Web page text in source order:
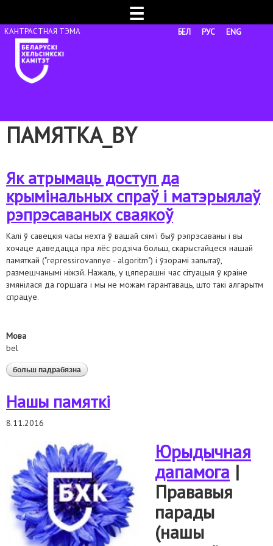
☰
БЕЛ РУС ENG
ПАМЯТКА_BY
Як атрымаць доступ да
крымінальных спраў і матэрыялаў
рэпрэсаваных сваякоў
Калі ў савецкія часы нехта ў вашай сям'і быў рэпрэсаваны і вы
хочаце даведацца пра лёс родзіча больш, скарыстайцеся нашай
памяткай ("repressirovannye - algoritm") і ўзорамі запытаў,
размешчанымі ніжэй. Нажаль, у цяперашні час сітуацыя ў краіне
змянілася да горшага і мы не можам гарантаваць, што такі алгарытм
спрацуе.
Мова
bel
больш падрабязна аб як атрымаць доступ да крымінальных спраў і
матэрыялаў рэпрэсаваных сваякоў
Нашы памяткі
8.11.2016
Юрыдычная
дапамога |
Прававыя
парады
(нашы